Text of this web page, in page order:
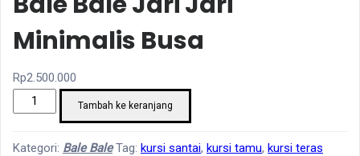
Minimalis Busa
Rp2.500.000
Kuantitas
Bale
Tambah ke keranjang
Kategori: Bale Bale Tag: kursi santai, kursi tamu, kursi teras